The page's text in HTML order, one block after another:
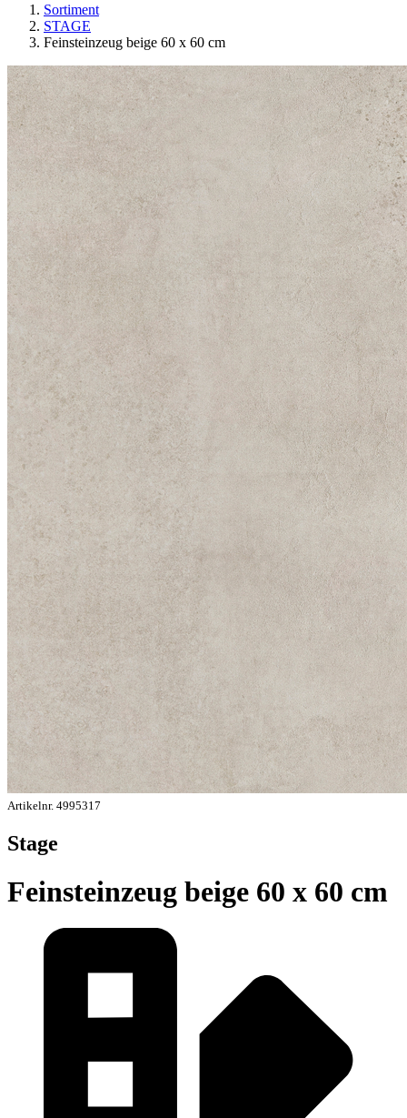
Sortiment
STAGE
Feinsteinzeug beige 60 x 60 cm
Artikelnr. 4995317
Stage
Feinsteinzeug beige 60 x 60 cm